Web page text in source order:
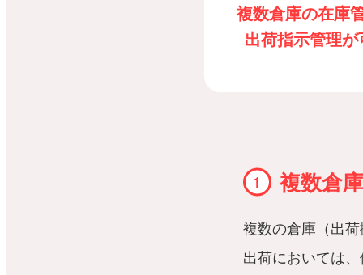
複数倉庫の在庫
出荷指示管理
複数倉
複数の倉庫（出
出荷においては